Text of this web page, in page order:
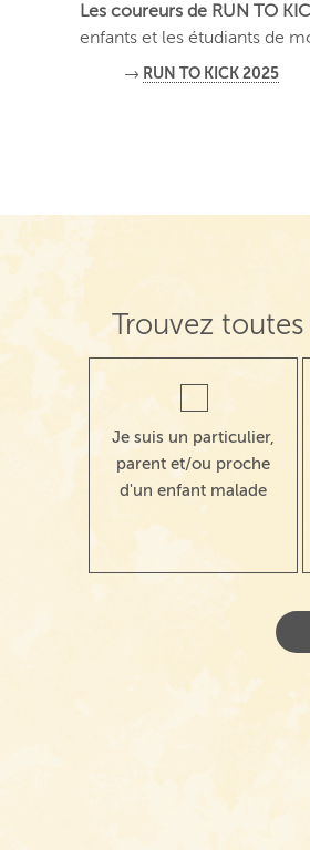
Les coureurs de RUN TO
enfants et les étudiants de
→ RUN TO KICK 2025
Trouvez
Je suis un particulier,
parent et/ou proche
d'un enfant malade